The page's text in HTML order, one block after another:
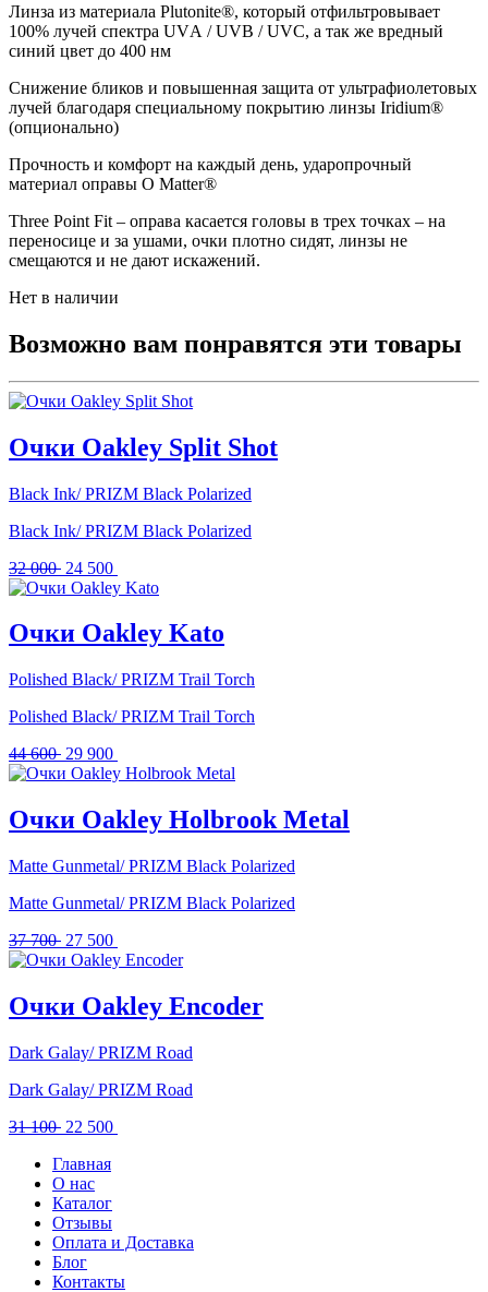
Линза из материала Рlutоnitе®, который отфильтровывает
100% лучей спектра UVА / UVВ / UVС, а так же вредный
синий цвет до 400 нм
Снижение бликов и повышенная защита от ультрафиолетовых
лучей благодаря специальному покрытию линзы Iridium®
(опционально)
Прочность и комфорт на каждый день, ударопрочный
материал оправы О Маttеr®
Тhrее Роint Fit – оправа касается головы в трех точках – на
переносице и за ушами, очки плотно сидят, линзы не
смещаются и не дают искажений.
Нет в наличии
Возможно вам понравятся эти товары
Очки Oakley Split Shot
Black Ink/ PRIZM Black Polarized
Black Ink/ PRIZM Black Polarized
32 000 Первоначальная
цена
32
000 .
24 500
цена:
500 .
Очки Oakley Kato
Polished Black/ PRIZM Trail Torch
Polished Black/ PRIZM Trail Torch
44 600 Первоначальная
цена
600 .
29 900
цена:
900 .
Очки Oakley Holbrook Metal
Matte Gunmetal/ PRIZM Black Polarized
Matte Gunmetal/ PRIZM Black Polarized
37 700 Первоначальная
цена
700 .
27 500
цена:
500 .
Очки Oakley Encoder
Dark Galay/ PRIZM Road
Dark Galay/ PRIZM Road
31 100 Первоначальная
составляла
31
100 .
22 500
Главная
О нас
Каталог
Отзывы
Оплата и Доставка
Блог
Контакты